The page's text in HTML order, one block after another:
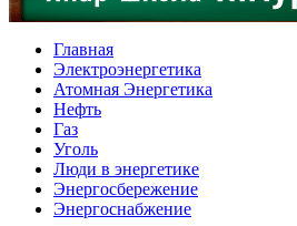
Главная
Электроэнергетика
Атомная Энергетика
Нефть
Газ
Уголь
Люди в энергетике
Энергосбережение
Энергоснабжение